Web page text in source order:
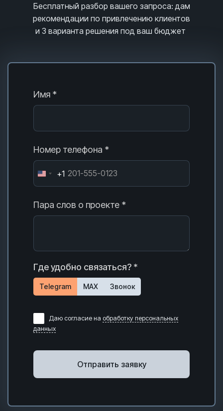
Бесплатный разбор вашего запроса: дам
рекомендации по привлечению клиентов
и 3 варианта решения под ваш бюджет
Имя *
Номер телефона *
+1
Пара слов о проекте *
Где удобно связаться? *
Telegram MAX Звонок
Даю согласие на обработку персональных
данных
Отправить заявку